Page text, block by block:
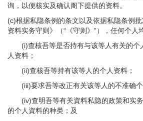
询，以便核实及确认阁下提供的资料。
(c)根据私隐条例的条文以及依据私隐条例
资料实务守则》（“《守则》”），任何个人
(i)查核吾等是否持有与该等人有关的个
人资料；
(ii)查核吾等持有该等人的个人资料；
(iii)要求吾等改正有关该等人的不准确个
(iv)查明吾等有关資料私隐的政策和实
的个人資料的种类；及